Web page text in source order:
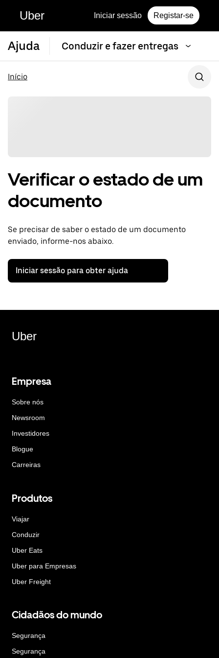
Uber Iniciar sessão Registar-se
Ajuda Conduzir e fazer entregas
Início
Verificar o estado de um
documento
Se precisar de saber o estado de um documento
enviado, informe-nos abaixo.
Iniciar sessão para obter ajuda
Uber
Empresa
Sobre nós
Newsroom
Investidores
Blogue
Carreiras
Produtos
Viajar
Conduzir
Uber Eats
Uber para Empresas
Uber Freight
Cidadãos do mundo
Segurança
Segurança